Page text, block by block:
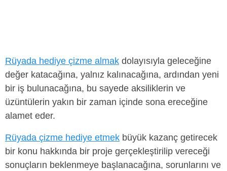
Rüyada hediye çizme almak dolayısıyla geleceğine
değer katacağına, yalnız kalınacağına, ardından yeni
bir iş bulunacağına, bu sayede aksiliklerin ve
üzüntülerin yakın bir zaman içinde sona ereceğine
alamet eder.
Rüyada çizme hediye etmek büyük kazanç getirecek
bir konu hakkında bir proje gerçekleştirilip vereceği
sonuçların beklenmeye başlanacağına, sorunlarını ve